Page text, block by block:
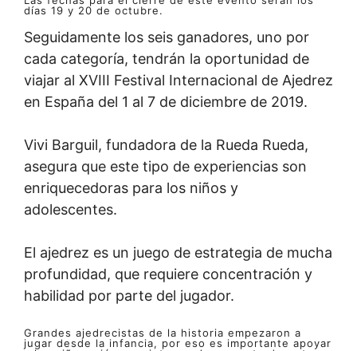
días 19 y 20 de octubre.
Seguidamente los seis ganadores, uno por
cada categoría, tendrán la oportunidad de
viajar al XVIII Festival Internacional de Ajedrez
en España del 1 al 7 de diciembre de 2019.
Vivi Barguil, fundadora de la Rueda Rueda,
asegura que este tipo de experiencias son
enriquecedoras para los niños y
adolescentes.
El ajedrez es un juego de estrategia de mucha
profundidad, que requiere concentración y
habilidad por parte del jugador.
Grandes ajedrecistas de la historia empezaron a
jugar desde la infancia, por eso es importante apoyar